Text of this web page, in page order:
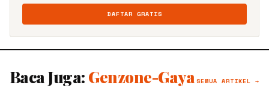
DAFTAR GRATIS
Baca Juga: Genzone-Gaya SEMUA ARTIKEL →